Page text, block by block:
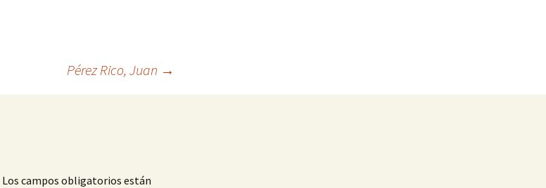
Pérez Rico, Juan →
Los campos obligatorios están